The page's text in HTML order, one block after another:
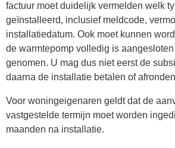
factuur moet duidelijk vermelden welk
geïnstalleerd, inclusief meldcode,
installatiedatum. Ook moet kunnen
de warmtepomp volledig is
genomen. U mag dus niet eerst de
daarna de installatie betalen of
Voor woningeigenaren geldt dat de
vastgestelde termijn moet worden
maanden na installatie.